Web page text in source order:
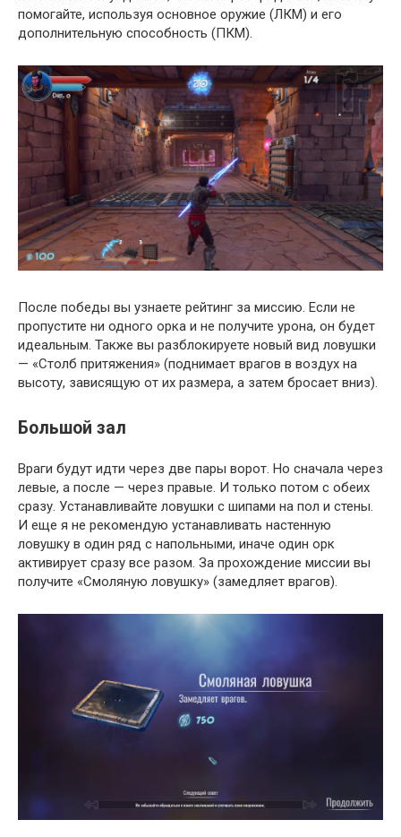
помогайте, используя основное оружие (ЛКМ) и его
дополнительную способность (ПКМ).
После победы вы узнаете рейтинг за миссию. Если не
пропустите ни одного орка и не получите урона, он будет
идеальным. Также вы разблокируете новый вид ловушки
— «Столб притяжения» (поднимает врагов в воздух на
высоту, зависящую от их размера, а затем бросает вниз).
Большой зал
Враги будут идти через две пары ворот. Но сначала через
левые, а после — через правые. И только потом с обеих
сразу. Устанавливайте ловушки с шипами на пол и стены.
И еще я не рекомендую устанавливать настенную
ловушку в один ряд с напольными, иначе один орк
активирует сразу все разом. За прохождение миссии вы
получите «Смоляную ловушку» (замедляет врагов).